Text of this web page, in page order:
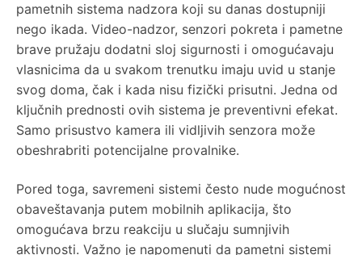
pametnih sistema nadzora koji su danas dostupniji
nego ikada. Video-nadzor, senzori pokreta i pametne
brave pružaju dodatni sloj sigurnosti i omogućavaju
vlasnicima da u svakom trenutku imaju uvid u stanje
svog doma, čak i kada nisu fizički prisutni. Jedna od
ključnih prednosti ovih sistema je preventivni efekat.
Samo prisustvo kamera ili vidljivih senzora može
obeshrabriti potencijalne provalnike.
Pored toga, savremeni sistemi često nude mogućnost
obaveštavanja putem mobilnih aplikacija, što
omogućava brzu reakciju u slučaju sumnjivih
aktivnosti. Važno je napomenuti da pametni sistemi